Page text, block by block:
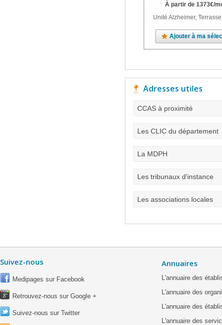
À partir de 1373€/
Unité Alzheimer,
Ajouter à ma
Adresses utiles
CCAS à proximité
Les CLIC du département
La MDPH
Les tribunaux d'instance
Les associations locales
Suivez-nous
Medipages sur Facebook
Retrouvez-nous sur Google +
Suivez-nous sur Twitter
Annuaires
L'annuaire des
L'annuaire des
L'annuaire des
L'annuaire des